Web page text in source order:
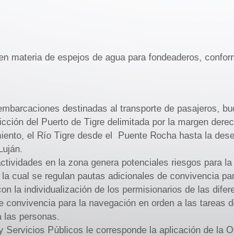
materia de espejos de agua para fondeaderos,
destinadas al transporte de pasajeros,
del Puerto de Tigre delimitada por la margen
el Río Tigre desde el Puente Rocha hasta la
en la zona genera potenciales riesgos para
cual se regulan pautas adicionales de convivencia
la individualización de los permisionarios de las
convivencia para la navegación en orden a las
las personas.
Servicios Públicos le corresponde la aplicación de la